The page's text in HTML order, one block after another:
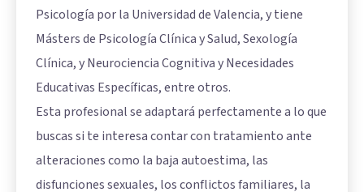
Psicología por la Universidad de Valencia, y tiene
Másters de Psicología Clínica y Salud, Sexología
Clínica, y Neurociencia Cognitiva y Necesidades
Educativas Específicas, entre otros.
Esta profesional se adaptará perfectamente a lo que
buscas si te interesa contar con tratamiento ante
alteraciones como la baja autoestima, las
disfunciones sexuales, los conflictos familiares, la